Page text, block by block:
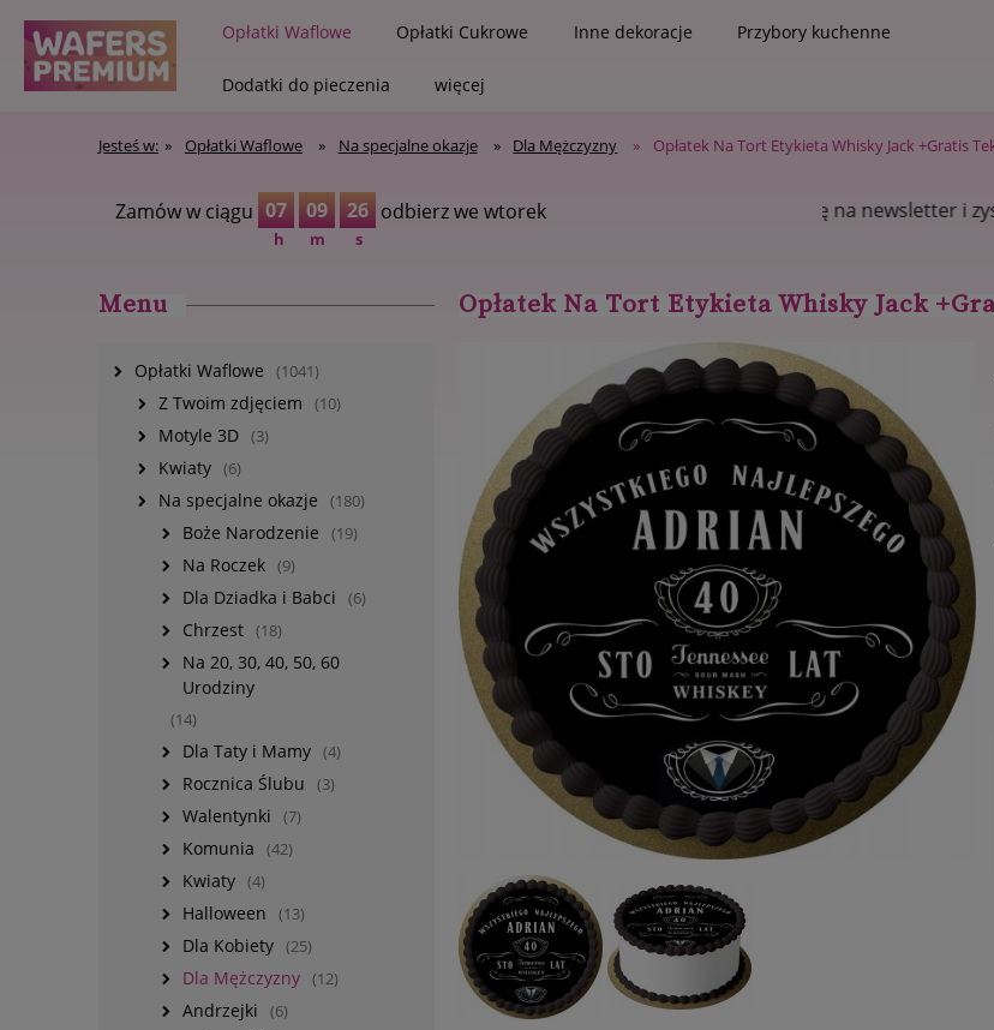
Opłatki Waflowe Opłatki Cukrowe Inne dekoracje Przybory kuchenne
Dodatki do pieczenia więcej
Jesteś w: » Opłatki Waflowe » Na specjalne okazje » Dla Mężczyzny » Opłatek Na Tort Etykieta Whisky Jack +Gratis
Zamów w ciągu 07
h
09
m
25
s
odbierz we wtorek
Zapisz się na newsletter i zyskaj na pierwsze zakupy
Menu
Opłatki Waflowe (1041)
Z Twoim zdjęciem (10)
Motyle 3D (3)
Kwiaty (6)
Na specjalne okazje (180)
Boże Narodzenie (19)
Na Roczek (9)
Dla Dziadka i Babci (6)
Chrzest (18)
Na 20, 30, 40, 50, 60
Urodziny
(14)
Dla Taty i Mamy (4)
Rocznica Ślubu (3)
Walentynki (7)
Komunia (42)
Kwiaty (4)
Halloween (13)
Dla Kobiety (25)
Dla Mężczyzny (12)
Andrzejki (6)
Opłatek Na Tort Etykieta Whisky Jack